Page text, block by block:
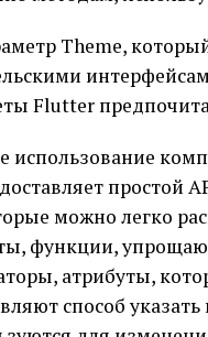
Theme,
Flutter
использование
простой
можно легко
функции,
атрибуты,
способ